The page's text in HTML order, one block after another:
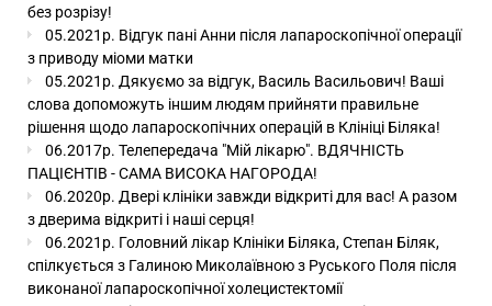
без розрізу!
05.2021р. Відгук пані Анни після лапароскопічної операції
з приводу міоми матки
05.2021р. Дякуємо за відгук, Василь Васильович! Ваші
слова допоможуть іншим людям прийняти правильне
рішення щодо лапароскопічних операцій в Клініці Біляка!
06.2017р. Телепередача "Мій лікарю". ВДЯЧНІСТЬ
ПАЦІЄНТІВ - САМА ВИСОКА НАГОРОДА!
06.2020р. Двері клініки завжди відкриті для вас! А разом
з дверима відкриті і наші серця!
06.2021р. Головний лікар Клініки Біляка, Степан Біляк,
спілкується з Галиною Миколаївною з Руського Поля після
виконаної лапароскопічної холецистектомії